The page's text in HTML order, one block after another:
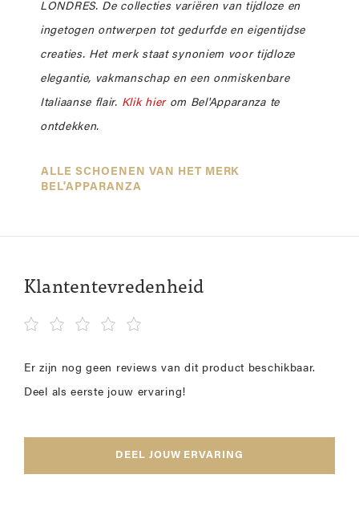
LONDRES. De collecties variëren van tijdloze en
ingetogen ontwerpen tot gedurfde en eigentijdse
creaties. Het merk staat synoniem voor tijdloze
elegantie, vakmanschap en een onmiskenbare
Italiaanse flair. Klik hierom Bel'Apparanza te
ontdekken.
ALLE SCHOENEN VAN HET MERK
BEL'APPARANZA
Klantentevredenheid
Er zijn nog geen reviews van dit product beschikbaar.
Deel als eerste jouw ervaring!
DEEL JOUW ERVARING